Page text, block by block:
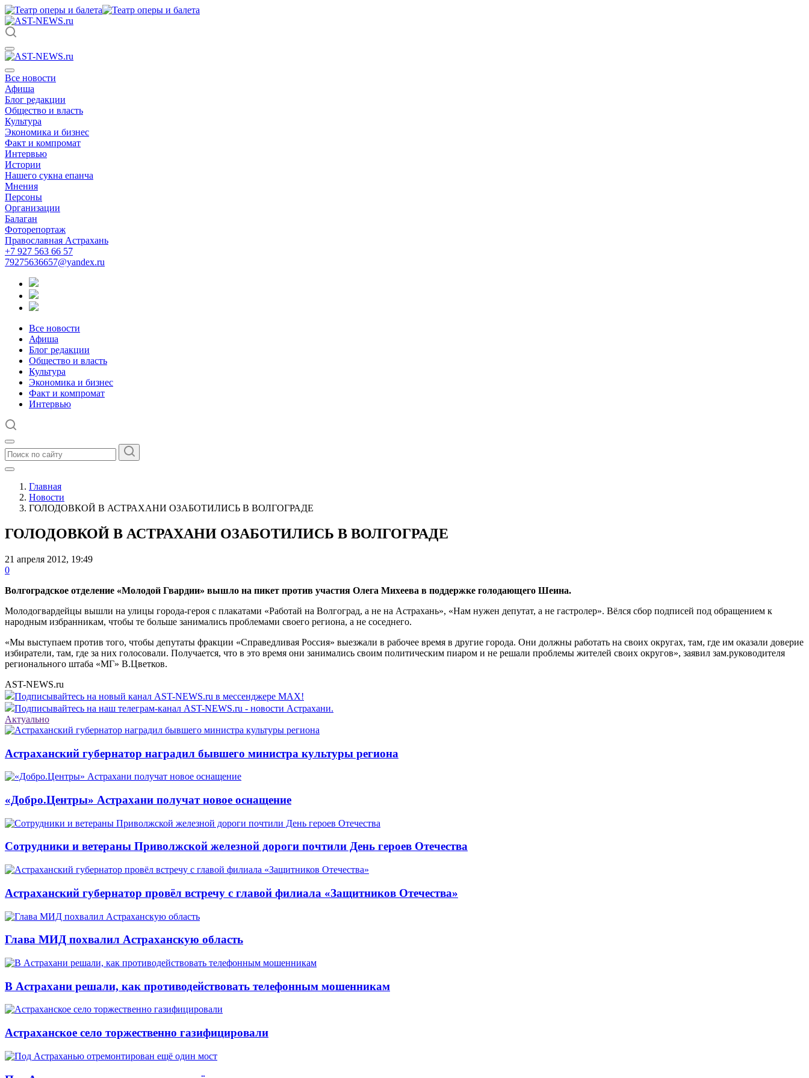
Все новости
Афиша
Блог редакции
Общество и власть
Культура
Экономика и бизнес
Факт и компромат
Интервью
Истории
Нашего сукна епанча
Мнения
Персоны
Организации
Балаган
Фоторепортаж
Православная Астрахань
+7 927 563 66 57
79275636657@yandex.ru
Все новости
Афиша
Блог редакции
Общество и власть
Культура
Экономика и бизнес
Факт и компромат
Интервью
Главная
Новости
ГОЛОДОВКОЙ В АСТРАХАНИ ОЗАБОТИЛИСЬ В ВОЛГОГРАДЕ
ГОЛОДОВКОЙ В АСТРАХАНИ ОЗАБОТИЛИСЬ В ВОЛГОГРАДЕ
21 апреля 2012, 19:49
0
Волгоградское отделение «Молодой Гвардии» вышло на пикет против участия Олега Михеева в поддержке голодающего Шеина.
Молодогвардейцы вышли на улицы города-героя с плакатами «Работай на Волгоград, а не на Астрахань», «Нам нужен депутат, а не гастролер». Вёлся сбор подписей под обращением к
народным избранникам, чтобы те больше занимались проблемами своего региона, а не соседнего.
«Мы выступаем против того, чтобы депутаты фракции «Справедливая Россия» выезжали в рабочее время в другие города. Они должны работать на своих округах, там, где им оказали доверие
избиратели, там, где за них голосовали. Получается, что в это время они занимались своим политическим пиаром и не решали проблемы жителей своих округов», заявил зам.руководителя
регионального штаба «МГ» В.Цветков.
AST-NEWS.ru
Подписывайтесь на новый канал AST-NEWS.ru в мессенджере MAX!
Подписывайтесь на наш телеграм-канал AST-NEWS.ru - новости Астрахани.
Актуально
Астраханский губернатор наградил бывшего министра культуры региона
«Добро.Центры» Астрахани получат новое оснащение
Сотрудники и ветераны Приволжской железной дороги почтили День героев Отечества
Астраханский губернатор провёл встречу с главой филиала «Защитников Отечества»
Глава МИД похвалил Астраханскую область
В Астрахани решали, как противодействовать телефонным мошенникам
Астраханское село торжественно газифицировали